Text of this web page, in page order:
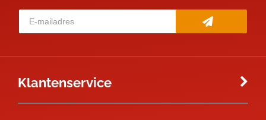
Klantenservice